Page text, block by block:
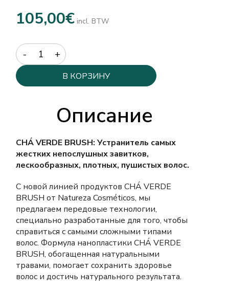
105,00€ incl. BTW
Quantity
В КОРЗИНУ
Описание
CHÁ VERDE BRUSH: Устранитель самых
жестких непослушных завитков,
лескообразных, плотных, пушистых волос.
С новой линией продуктов CHÁ VERDE
BRUSH от Natureza Cosméticos, мы
предлагаем передовые технологии,
специально разработанные для того, чтобы
справиться с самыми сложными типами
волос. Формула нанопластики CHÁ VERDE
BRUSH, обогащенная натуральными
травами, помогает сохранить здоровье
волос и достичь натурального результата.